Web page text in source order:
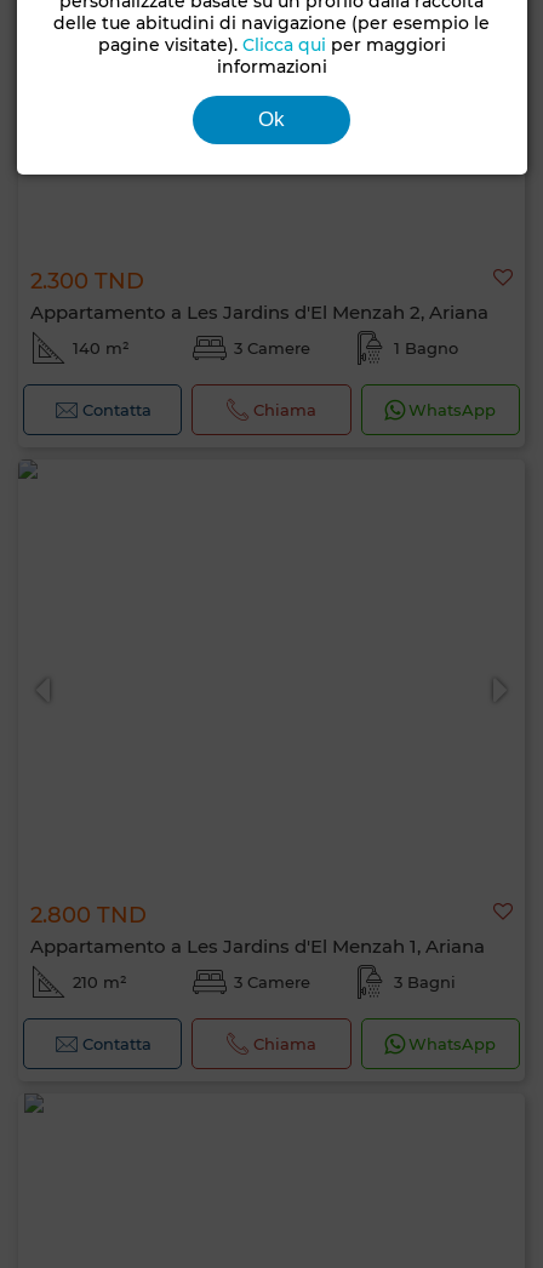
2.300 TND
Appartamento a Les Jardins d'El Menzah 2, Ariana
140 m² 3 Camere 1 Bagno
Contatta Chiama WhatsApp
2.800 TND
Appartamento a Les Jardins d'El Menzah 1, Ariana
210 m² 3 Camere 3 Bagni
Contatta Chiama WhatsApp
delle tue abitudini di navigazione (per esempio le
pagine visitate). Clicca qui per maggiori
informazioni
Ok